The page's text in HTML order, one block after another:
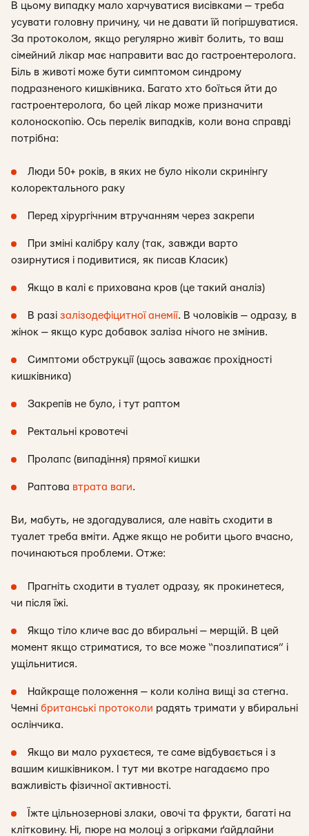
В цьому випадку мало харчуватися висівками — треба
усувати головну причину, чи не давати їй погіршуватися.
За протоколом, якщо регулярно живіт болить, то ваш
сімейний лікар має направити вас до гастроентеролога.
Біль в животі може бути симптомом синдрому
подразненого кишківника. Багато хто боїться йти до
гастроентеролога, бо цей лікар може призначити
колоноскопію. Ось перелік випадків, коли вона справді
потрібна:
Люди 50+ років, в яких не було ніколи скринінгу
колоректального раку
Перед хірургічним втручанням через закрепи
При зміні калібру калу (так, завжди варто
озирнутися і подивитися, як писав Класик)
Якщо в калі є прихована кров (це такий аналіз)
В разі залізодефіцитної анемії. В чоловіків — одразу, в
жінок — якщо курс добавок заліза нічого не змінив.
Симптоми обструкції (щось заважає прохідності
кишківника)
Закрепів не було, і тут раптом
Ректальні кровотечі
Пролапс (випадіння) прямої кишки
Раптова втрата ваги.
Ви, мабуть, не здогадувалися, але навіть сходити в
туалет треба вміти. Адже якщо не робити цього вчасно,
починаються проблеми. Отже:
Прагніть сходити в туалет одразу, як прокинетеся,
чи після їжі.
Якщо тіло кличе вас до вбиральні — мерщій. В цей
момент якщо стриматися, то все може “позлипатися” і
ущільнитися.
Найкраще положення — коли коліна вищі за стегна.
Чемні британські протоколи радять тримати у вбиральні
ослінчика.
Якщо ви мало рухаєтеся, те саме відбувається і з
вашим кишківником. І тут ми вкотре нагадаємо про
важливість фізичної активності.
Їжте цільнозернові злаки, овочі та фрукти, багаті на
клітковину. Ні, пюре на молоці з огірками ґайдлайни